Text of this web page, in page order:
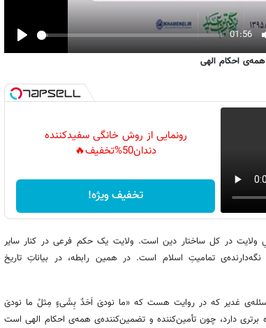
01:56
احکام الهی
رونمایی از روش خانگی سفیدکننده
دندان50%تخفیف🔥
تخفیف ویژه!
ولایت در کل ساختار دین است. ولایت یک حکم فرعی در کنار سایر
تمامیتِ اسلام است. در همین رابطه، در بیاناتِ تاریخ
غدیر که در روایت هست که «ما نودیَ اَحَدٌ بِشَیءٍ مِثلُ ما نودیَ
برتری دارد، چون تأمین‌کننده و تضمین‌کننده‌ی همه‌ی احکام الهی است